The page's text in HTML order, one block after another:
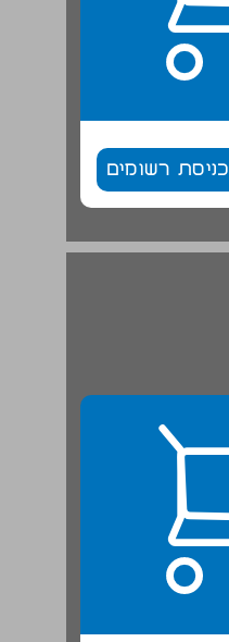
כניסת רשומים